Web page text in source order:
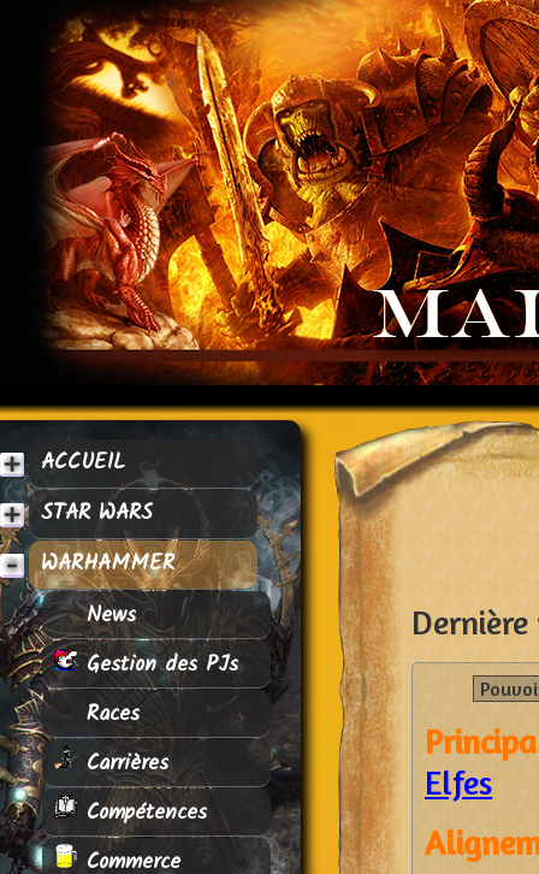
ACCUEIL
STAR WARS
WARHAMMER
News
Gestion des PJs
Races
Carrières
Compétences
Commerce
Elfes